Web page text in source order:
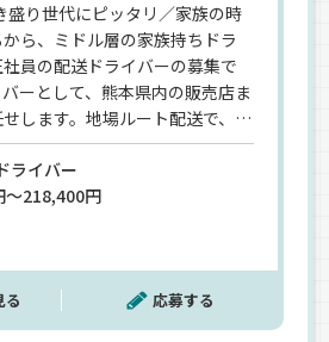
盛り世代にピッタリ／家族の時
ら、ミドル層の家族持ちドラ
員の配送ドライバーの募集で
ーとして、熊本県内の販売店ま
します。地場ルート配送で、慣
間も読みやすい♪毎日一定の
ご家族もリズムを掴みやすいで
シ／月7～8休み》と家族時間
つ、夜勤で月給28万円も叶い
食事手当など…待遇面でも安心
ライバー
～218,400円
る 応募する